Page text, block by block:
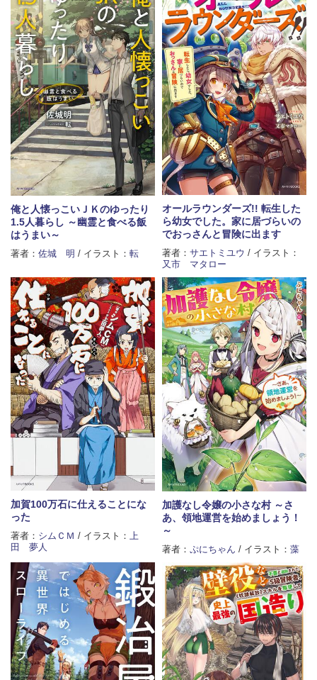
俺と人懐っこいＪＫのゆったり
1.5人暮らし ～幽霊と食べる飯
はうまい～
著者： 佐城 明 / イラスト： 転
オールラウンダーズ!! 転生した
ら幼女でした。家に居づらいの
でおっさんと冒険に出ます
著者： サエトミユウ / イラスト：
又市 マタロー
加賀100万石に仕えることにな
った
著者： シムＣＭ / イラスト： 上
田 夢人
加護なし令嬢の小さな村 ～さ
あ、領地運営を始めましょう！
～
著者： ぷにちゃん / イラスト： 藻